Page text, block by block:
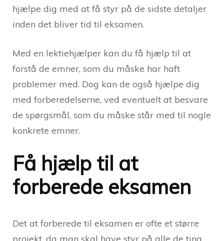
hjælpe dig med at få styr på de sidste detaljer
inden det bliver tid til eksamen.
Med en lektiehjælper kan du få hjælp til at
forstå de emner, som du måske har haft
problemer med. Dog kan de også hjælpe dig
med forberedelserne, ved eventuelt at besvare
de spørgsmål, som du måske står med til nogle
konkrete emner.
Få hjælp til at
forberede eksamen
Det at forberede til eksamen er ofte et større
projekt, da man skal have styr på alle de ting,